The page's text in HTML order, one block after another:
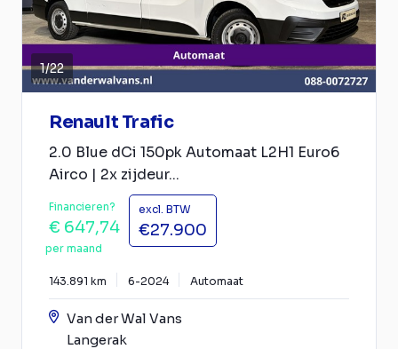
1/22
Renault Trafic
2.0 Blue dCi 150pk Automaat L2H1 Euro6
Airco | 2x zijdeur...
Financieren?
€ 647,74
per maand
excl. BTW
€27.900
143.891 km 6-2024 Automaat
Van der Wal Vans
Langerak